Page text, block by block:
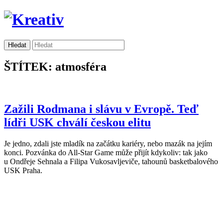
ŠTÍTEK: atmosféra
Zažili Rodmana i slávu v Evropě. Teď
lídři USK chválí českou elitu
Je jedno, zdali jste mladík na začátku kariéry, nebo mazák na jejím
konci. Pozvánka do All-Star Game může přijít kdykoliv: tak jako
u Ondřeje Sehnala a Filipa Vukosavljeviče, tahounů basketbalového
USK Praha.